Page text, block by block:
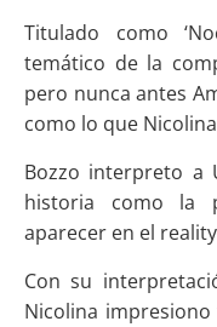
Titulado como
temático de la
pero nunca antes
como lo que
Bozzo interpreto a
historia como la
aparecer en el
Con su
Nicolina